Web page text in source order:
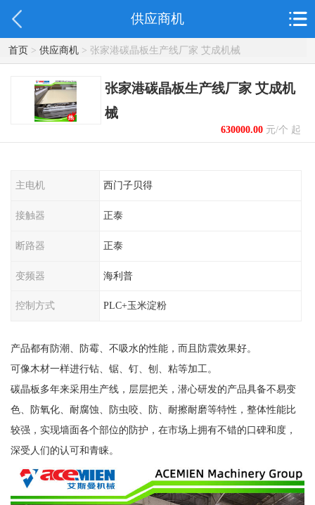
供应商机
首页> 供应商机> 张家港碳晶板生产线厂家 艾成机械
张家港碳晶板生产线厂家 艾成机
械
630000.00元/个 起
主电机 西门子贝得
接触器 正泰
断路器 正泰
变频器 海利普
控制方式 PLC+玉米淀粉
产品都有防潮、防霉、不吸水的性能，而且防震效果好。
可像木材一样进行钻、锯、钉、刨、粘等加工。
碳晶板多年来采用生产线，层层把关，潜心研发的产品具备不易变
色、防氧化、耐腐蚀、防虫咬、防、耐擦耐磨等特性，整体性能比
较强，实现墙面各个部位的防护，在市场上拥有不错的口碑和度，
深受人们的认可和青睐。